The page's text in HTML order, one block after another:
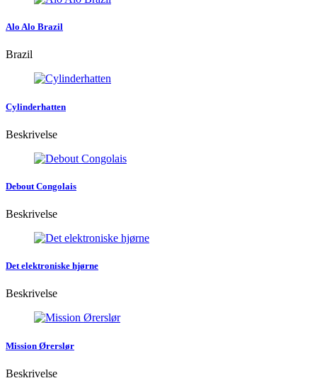
Alo Alo Brazil
Brazil
Cylinderhatten
Beskrivelse
Debout Congolais
Beskrivelse
Det elektroniske hjørne
Beskrivelse
Mission Ørerslør
Beskrivelse